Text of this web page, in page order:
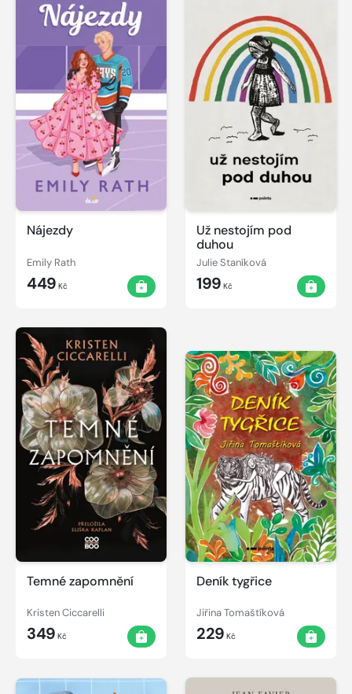
Nájezdy
Emily Rath
449 Kč
Už nestojím pod
duhou
Julie Staníková
199 Kč
Temné zapomnění
Kristen Ciccarelli
349 Kč
Deník tygřice
Jiřina Tomaštíková
229 Kč